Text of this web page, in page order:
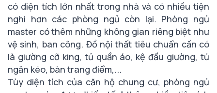
có diện tích lớn nhất trong nhà và có nhiều tiện
nghi hơn các phòng ngủ còn lại. Phòng ngủ
master có thêm những không gian riêng biệt như
vệ sinh, ban công. Đồ nội thất tiêu chuẩn cần có
là giường cỡ king, tủ quần áo, kệ đầu giường, tủ
ngăn kéo, bàn trang điểm,...
Tùy diện tích của căn hộ chung cư, phòng ngủ